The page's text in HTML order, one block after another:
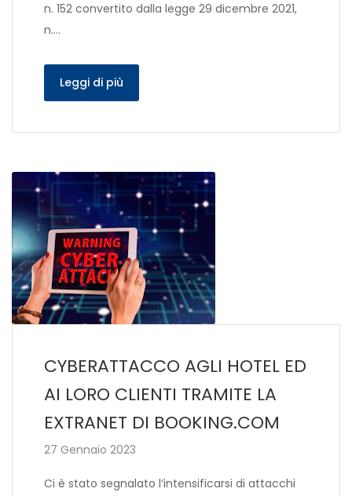
n. 152 convertito dalla legge 29 dicembre 2021,
n….
Leggi di più
CYBERATTACCO AGLI HOTEL ED
AI LORO CLIENTI TRAMITE LA
EXTRANET DI BOOKING.COM
27 Gennaio 2023
Ci è stato segnalato l’intensificarsi di attacchi